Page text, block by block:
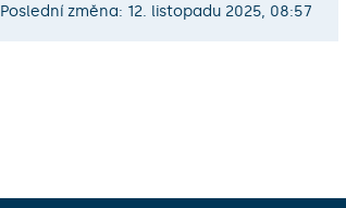
Poslední změna: 12. listopadu 2025, 08:57